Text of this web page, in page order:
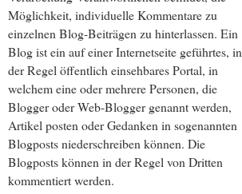
Möglichkeit, individuelle Kommentare zu
einzelnen Blog-Beiträgen zu hinterlassen. Ein
Blog ist ein auf einer Internetseite geführtes, in
der Regel öffentlich einsehbares Portal, in
welchem eine oder mehrere Personen, die
Blogger oder Web-Blogger genannt werden,
Artikel posten oder Gedanken in sogenannten
Blogposts niederschreiben können. Die
Blogposts können in der Regel von Dritten
kommentiert werden.